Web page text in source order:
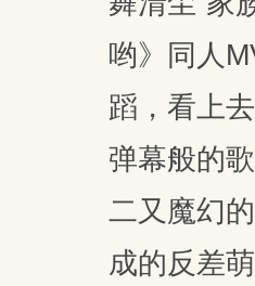
哟》同人
蹈，看上
弹幕般的
二又魔幻
成的反差